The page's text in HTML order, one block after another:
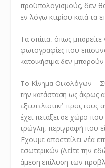
προϋπολογισμούς, δεν
εν λόγω κτιρίου κατά τα
Τα σπίτια, όπως μπορείτε
φωτογραφίες που
κατοικήσιμα δεν
Το Κίνημα Οικολόγων –
την κατάσταση ως άκρως
εξευτελιστική προς
έχει πετάξει σε χώρο που
τρώγλη, περιγραφή που
Έχουμε αποστείλει νέα
εσωτερικών (Δείτε την
άμεση επίλυση των